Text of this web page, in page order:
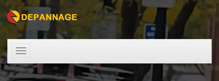
Toggle
navigation